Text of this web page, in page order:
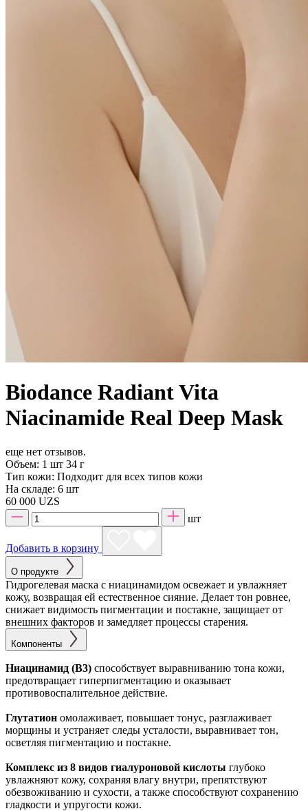
Biodance Radiant Vita
Niacinamide Real Deep Mask
еще нет отзывов.
Объем: 1 шт 34 г
Тип кожи: Подходит для всех типов кожи
На складе: 6 шт
60 000 UZS
шт
Добавить в корзину
О продукте
Гидрогелевая маска с ниацинамидом освежает и увлажняет
кожу, возвращая ей естественное сияние. Делает тон ровнее,
снижает видимость пигментации и постакне, защищает от
внешних факторов и замедляет процессы старения.
Компоненты
Ниацинамид (В3) способствует выравниванию тона кожи,
предотвращает гиперпигментацию и оказывает
противовоспалительное действие.
Глутатион омолаживает, повышает тонус, разглаживает
морщины и устраняет следы усталости, выравнивает тон,
осветляя пигментацию и постакне.
Комплекс из 8 видов гиалуроновой кислоты глубоко
увлажняют кожу, сохраняя влагу внутри, препятствуют
обезвоживанию и сухости, а также способствуют сохранению
гладкости и упругости кожи.